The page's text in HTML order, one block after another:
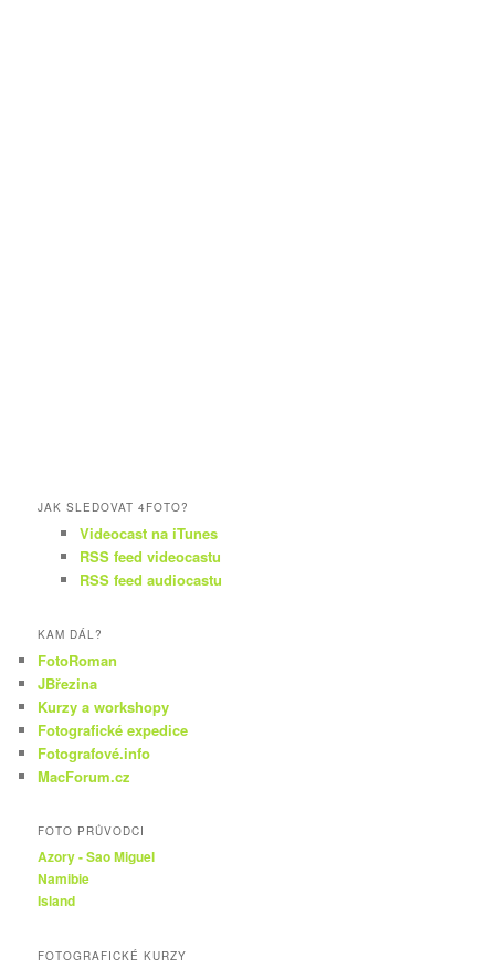
JAK SLEDOVAT 4FOTO?
Videocast na iTunes
RSS feed videocastu
RSS feed audiocastu
KAM DÁL?
FotoRoman
JBřezina
Kurzy a workshopy
Fotografické expedice
Fotografové.info
MacForum.cz
FOTO PRŮVODCI
Azory - Sao Miguel
Namibie
Island
FOTOGRAFICKÉ KURZY